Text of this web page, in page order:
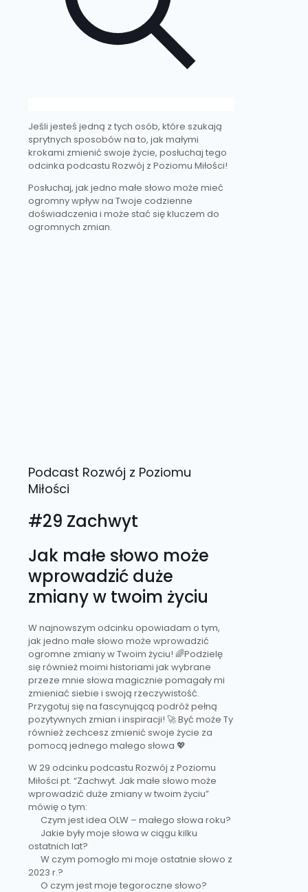
Jeśli jesteś jedną z tych osób, które szukają
sprytnych sposobów na to, jak małymi
krokami zmienić swoje życie, posłuchaj tego
odcinka podcastu Rozwój z Poziomu Miłości!
Posłuchaj, jak jedno małe słowo może mieć
ogromny wpływ na Twoje codzienne
doświadczenia i może stać się kluczem do
ogromnych zmian.
Podcast Rozwój z Poziomu
Miłości
#29 Zachwyt
Jak małe słowo może
wprowadzić duże
zmiany w twoim życiu
W najnowszym odcinku opowiadam o tym,
jak jedno małe słowo może wprowadzić
ogromne zmiany w Twoim życiu! 🌈Podzielę
się również moimi historiami jak wybrane
przeze mnie słowa magicznie pomagały mi
zmieniać siebie i swoją rzeczywistość.
Przygotuj się na fascynującą podróż pełną
pozytywnych zmian i inspiracji! 🚀 Być może Ty
również zechcesz zmienić swoje życie za
pomocą jednego małego słowa 💖
W 29 odcinku podcastu Rozwój z Poziomu
Miłości pt. “Zachwyt. Jak małe słowo może
wprowadzić duże zmiany w twoim życiu”
mówię o tym:
Czym jest idea OLW – małego słowa roku?
Jakie były moje słowa w ciągu kilku
ostatnich lat?
W czym pomogło mi moje ostatnie słowo z
2023 r.?
O czym jest moje tegoroczne słowo?